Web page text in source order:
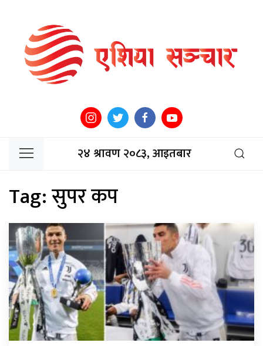
२४ श्रावण २०८३, आइतबार
Tag:सुपर कप